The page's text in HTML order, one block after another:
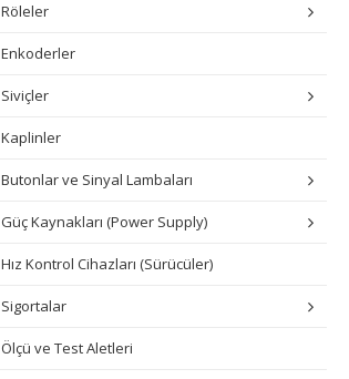
Röleler
Enkoderler
Siviçler
Kaplinler
Butonlar ve Sinyal Lambaları
Güç Kaynakları (Power Supply)
Hız Kontrol Cihazları (Sürücüler)
Sigortalar
Ölçü ve Test Aletleri